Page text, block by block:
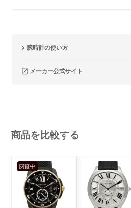
腕時計の使い方
メーカー公式サイト
商品を比較する
閲覧中